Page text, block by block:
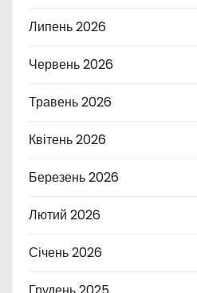
Липень 2026
Червень 2026
Травень 2026
Квітень 2026
Березень 2026
Лютий 2026
Січень 2026